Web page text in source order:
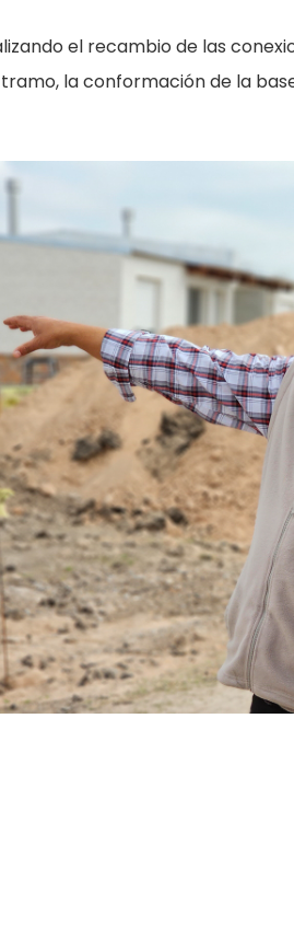
el recambio de las
la conformación de la